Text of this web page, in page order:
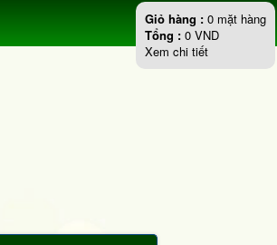
Giỏ hàng : 0 mặt hàng
Tổng : 0 VND
Xem chi tiết